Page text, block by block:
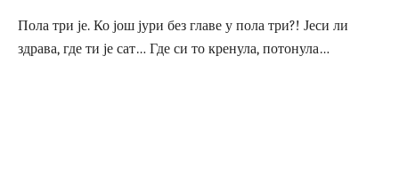
Пола три је. Ко још јури без главе у пола три?! Јеси ли
здрава, где ти је сат… Где си то кренула, потонула…